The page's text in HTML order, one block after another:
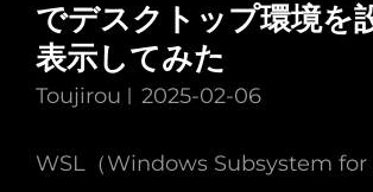
でデスクトップ環境を
表示してみた
Toujirou 2025-02-06
WSL（Windows Subsystem